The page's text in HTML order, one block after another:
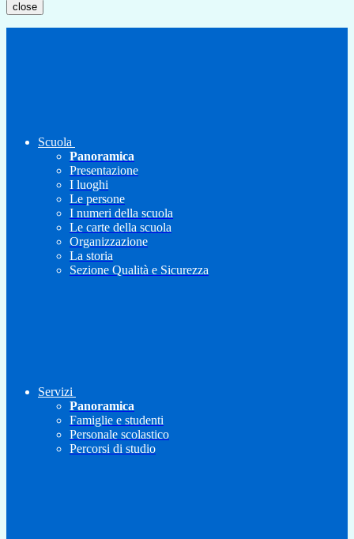
close
Scuola
Panoramica
Presentazione
I luoghi
Le persone
I numeri della scuola
Le carte della scuola
Organizzazione
La storia
Sezione Qualità e Sicurezza
Servizi
Panoramica
Famiglie e studenti
Personale scolastico
Percorsi di studio